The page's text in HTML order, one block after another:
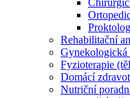
Rehabilitační
Gynekologická
Fyzioterapie
Domácí
Nutriční